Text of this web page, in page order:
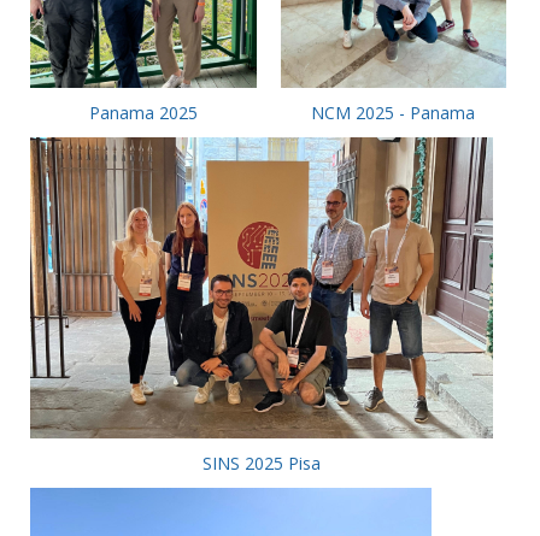
Panama 2025 NCM 2025 - Panama
SINS 2025 Pisa